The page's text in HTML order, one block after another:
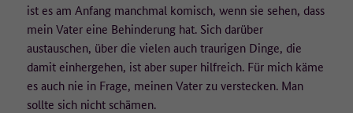
ist es am Anfang manchmal komisch, wenn sie sehen, dass
mein Vater eine Behinderung hat. Sich darüber
austauschen, über die vielen auch traurigen Dinge, die
damit einhergehen, ist aber super hilfreich. Für mich käme
es auch nie in Frage, meinen Vater zu verstecken. Man
sollte sich nicht schämen.